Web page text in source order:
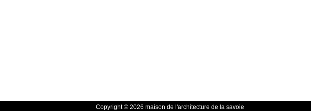
Copyright © 2026 maison de l'architecture de la savoie